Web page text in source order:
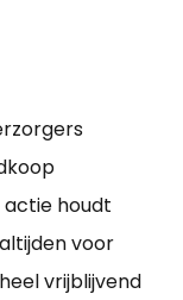
actie houdt
voor
vrijblijvend